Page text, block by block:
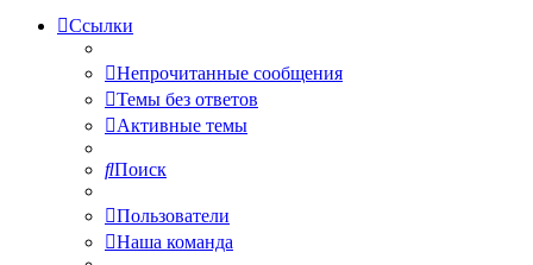
Ссылки
Непрочитанные сообщения
Темы без ответов
Активные темы
Поиск
Пользователи
Наша команда